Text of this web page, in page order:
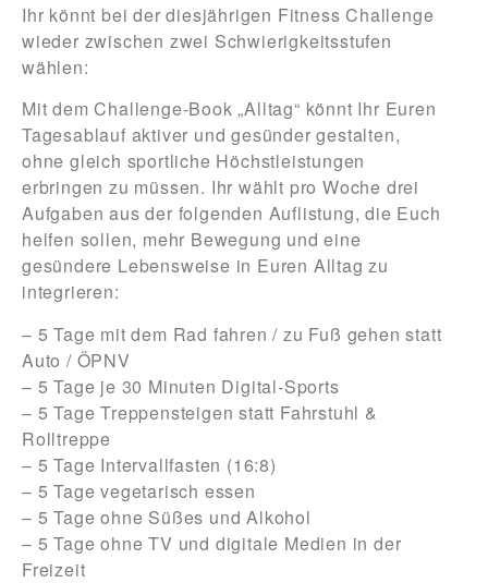
Ihr könnt bei der diesjährigen Fitness Challenge
wieder zwischen zwei Schwierigkeitsstufen
wählen:
Mit dem Challenge-Book„Alltag“ könnt Ihr Euren
Tagesablauf aktiver und gesünder gestalten,
ohne gleich sportliche Höchstleistungen
erbringen zu müssen. Ihr wählt pro Woche drei
Aufgaben aus der folgenden Auflistung, die Euch
helfen sollen, mehr Bewegung und eine
gesündere Lebensweise in Euren Alltag zu
integrieren:
– 5 Tage mit dem Rad fahren / zu Fuß gehen statt
Auto / ÖPNV
– 5 Tage je 30 Minuten Digital-Sports
– 5 Tage Treppensteigen statt Fahrstuhl &
Rolltreppe
– 5 Tage Intervallfasten (16:8)
– 5 Tage vegetarisch essen
– 5 Tage ohne Süßes und Alkohol
– 5 Tage ohne TV und digitale Medien in der
Freizeit